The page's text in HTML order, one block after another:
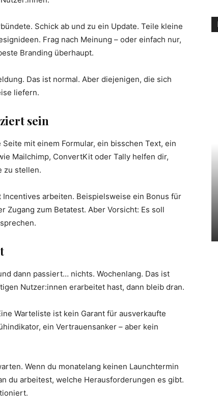
Schick ab und zu ein Update. Teile kleine
Frag nach Meinung – oder einfach nur,
Branding überhaupt.
Das ist normal. Aber diejenigen, die sich
liefern.
sein
mit einem Formular, ein bisschen Text, ein
Mailchimp, ConvertKit oder Tally helfen dir,
zu stellen.
arbeiten. Beispielsweise ein Bonus für
Zugang zum Betatest. Aber Vorsicht: Es soll
dann passiert… nichts. Wochenlang. Das ist
Nutzer:innen erarbeitet hast, dann bleib dran.
Warteliste ist kein Garant für ausverkaufte
ein Vertrauensanker – aber kein
Wenn du monatelang keinen Launchtermin
du arbeitest, welche Herausforderungen es gibt.